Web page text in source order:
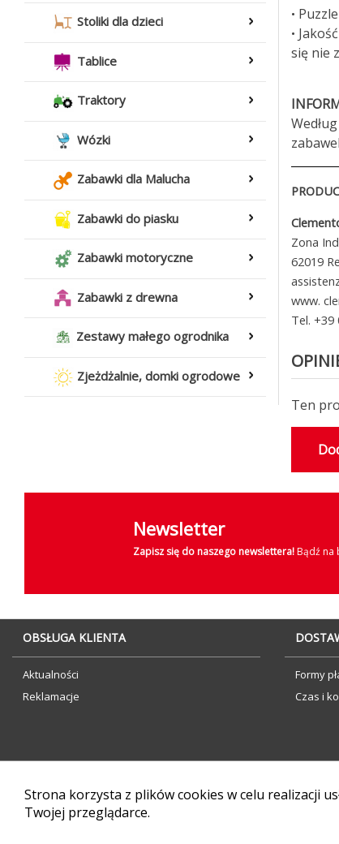
Strona korzysta z plików cookies w celu realizacji
Twojej przeglądarce.
Stoliki dla dzieci
Tablice
Traktory
Wózki
Zabawki dla Malucha
Zabawki do piasku
Zabawki motoryczne
Zabawki z drewna
Zestawy małego ogrodnika
Zjeżdżalnie, domki ogrodowe
•
•
się nie
Zona
62019
www.
Tel. +39
Ten
Newsletter
Zapisz się do naszego newslettera!Bądź na
OBSŁUGA KLIENTA
Aktualności
Reklamacje
Formy
Czas i
Sklep internetowy CStore